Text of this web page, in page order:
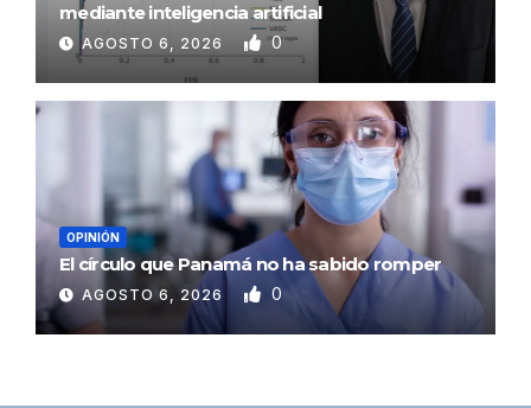
mediante inteligencia artificial
AGOSTO 6, 2026 0
OPINIÓN
El círculo que Panamá no ha sabido romper
AGOSTO 6, 2026 0